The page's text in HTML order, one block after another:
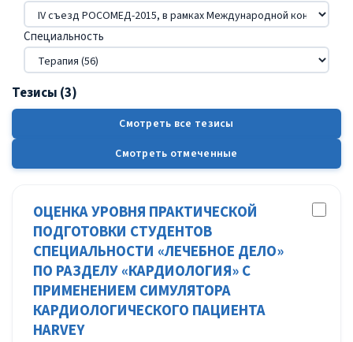
Специальность
Тезисы (3)
Смотреть все тезисы
Смотреть отмеченные
ОЦЕНКА УРОВНЯ ПРАКТИЧЕСКОЙ
ПОДГОТОВКИ СТУДЕНТОВ
СПЕЦИАЛЬНОСТИ «ЛЕЧЕБНОЕ ДЕЛО»
ПО РАЗДЕЛУ «КАРДИОЛОГИЯ» С
ПРИМЕНЕНИЕМ СИМУЛЯТОРА
КАРДИОЛОГИЧЕСКОГО ПАЦИЕНТА
HARVEY